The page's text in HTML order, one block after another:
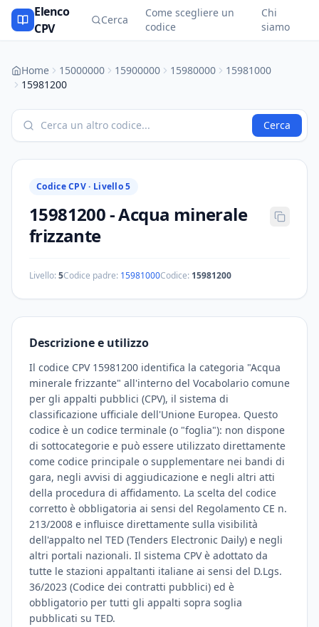
Elenco
CPV
Cerca
Come scegliere un
codice
Chi
siamo
Home 15000000 15900000 15980000
15981000
15981200
Cerca
Codice CPV · Livello 5
15981200-Acqua minerale
frizzante
Livello:5Codice padre: 15981000Codice: 15981200
Descrizione e utilizzo
Il codice CPV 15981200 identifica la categoria "Acqua
minerale frizzante" all'interno del Vocabolario comune
per gli appalti pubblici (CPV), il sistema di
classificazione ufficiale dell'Unione Europea. Questo
codice è un codice terminale (o "foglia"): non dispone
di sottocategorie e può essere utilizzato direttamente
come codice principale o supplementare nei bandi di
gara, negli avvisi di aggiudicazione e negli altri atti
della procedura di affidamento. La scelta del codice
corretto è obbligatoria ai sensi del Regolamento CE n.
213/2008 e influisce direttamente sulla visibilità
dell'appalto nel TED (Tenders Electronic Daily) e negli
altri portali nazionali. Il sistema CPV è adottato da
tutte le stazioni appaltanti italiane ai sensi del D.Lgs.
36/2023 (Codice dei contratti pubblici) ed è
obbligatorio per tutti gli appalti sopra soglia
pubblicati su TED.